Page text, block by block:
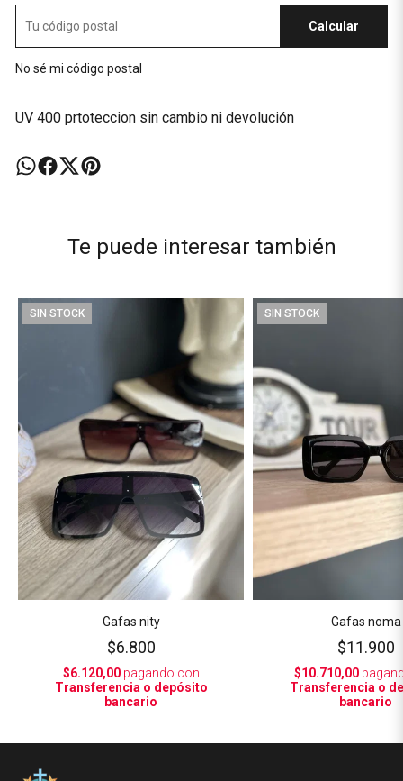
Calcular
No sé mi código postal
UV 400 prtoteccion sin cambio ni devolución
Te puede interesar también
SIN STOCK
Gafas nity
$6.800
$6.120,00pagando con
Transferencia o depósito
bancario
SIN STOCK
Gafas noma
$11.900
$10.710,00
Transferencia o
bancario